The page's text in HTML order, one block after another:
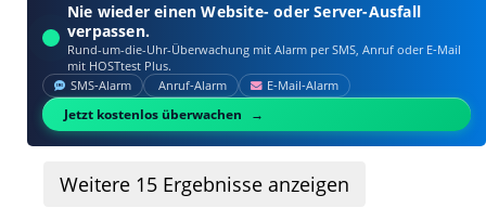
Nie wieder einen Website- oder Server-Ausfall
verpassen.
Rund-um-die-Uhr-Überwachung mit Alarm per SMS, Anruf oder E‑Mail
mit HOSTtest Plus.
SMS‑Alarm Anruf‑Alarm E‑Mail‑Alarm
Jetzt kostenlos überwachen
Weitere 15 Ergebnisse anzeigen